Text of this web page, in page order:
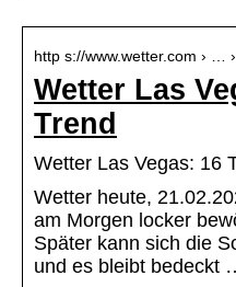
http s://www.wetter.com › …
Wetter Las
Trend
Wetter Las Vegas: 16
Wetter heute,
am Morgen locker
Später kann sich die
und es bleibt bedeckt